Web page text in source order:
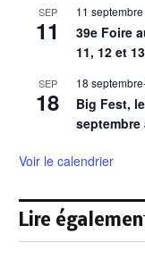
SEP
11
11 septembre
39e Foire
11, 12 et
SEP
18
18
Big Fest,
septembre
Voir le calendrier
Lire